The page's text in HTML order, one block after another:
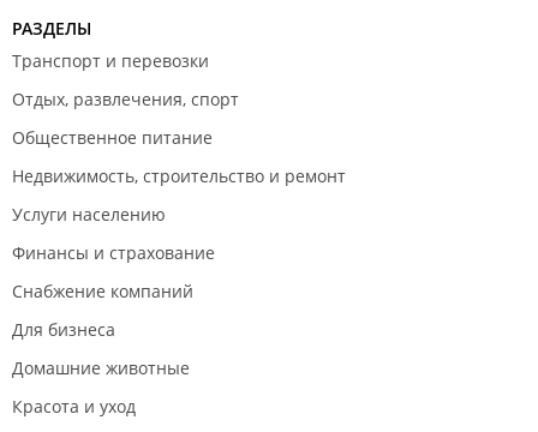
РАЗДЕЛЫ
Транспорт и перевозки
Отдых, развлечения, спорт
Общественное питание
Недвижимость, строительство и ремонт
Услуги населению
Финансы и страхование
Снабжение компаний
Для бизнеса
Домашние животные
Красота и уход